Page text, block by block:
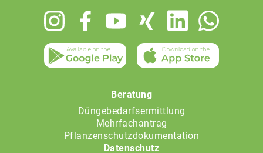
Beratung
Düngebedarfsermittlung
Mehrfachantrag
Pflanzenschutzdokumentation
Datenschutz